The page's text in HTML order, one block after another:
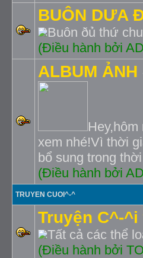
BUÔN DƯA
Buôn ðủ thứ
(Ðiều hành bởi
ALBUM ẢNH
xem nhé!Vì thời
bổ sung trong
(Ðiều hành bởi
TRUYEN CUOI^-^
Truyện C^-^i
Tất cả các thể
(Ðiều hành bởi